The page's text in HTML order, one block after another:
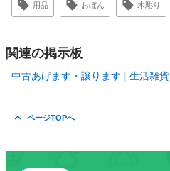
用品 おぼん 木彫り
関連の掲示板
中古あげます・譲ります 生活雑貨
ページTOPへ